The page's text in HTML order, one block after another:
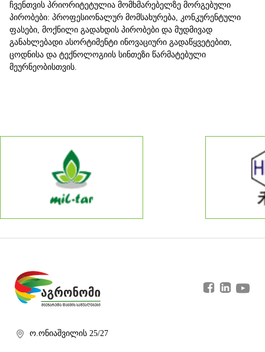
ჩვენთვის პრიორიტეტულია მომხმარებელზე მორგებული
პირობები: პროფესიონალურ მომსახურება, კონკურენტული
ფასები, მოქნილი გადახდის პირობები და მუდმივად
განახლებადი ასორტიმენტი ინოვაციური გადაწყვეტებით,
ცოდნისა და ტექნოლოგიის სინთეზი წარმატებული
მეურნეობისთვის.
ო.ონიაშვილის 25/27